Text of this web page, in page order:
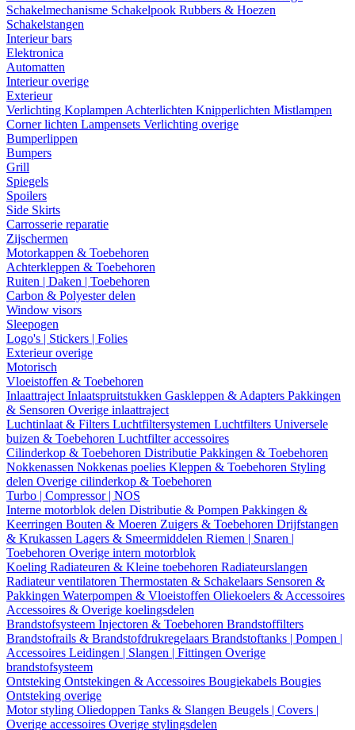
Schakelmechanisme Schakelpook Rubbers & Hoezen
Schakelstangen
Interieur bars
Elektronica
Automatten
Interieur overige
Exterieur
Verlichting Koplampen Achterlichten Knipperlichten Mistlampen
Corner lichten Lampensets Verlichting overige
Bumperlippen
Bumpers
Grill
Spiegels
Spoilers
Side Skirts
Carrosserie reparatie
Zijschermen
Motorkappen & Toebehoren
Achterkleppen & Toebehoren
Ruiten | Daken | Toebehoren
Carbon & Polyester delen
Window visors
Sleepogen
Logo's | Stickers | Folies
Exterieur overige
Motorisch
Vloeistoffen & Toebehoren
Inlaattraject Inlaatspruitstukken Gaskleppen & Adapters Pakkingen
& Sensoren Overige inlaattraject
Luchtinlaat & Filters Luchtfiltersystemen Luchtfilters Universele
buizen & Toebehoren Luchtfilter accessoires
Cilinderkop & Toebehoren Distributie Pakkingen & Toebehoren
Nokkenassen Nokkenas poelies Kleppen & Toebehoren Styling
delen Overige cilinderkop & Toebehoren
Turbo | Compressor | NOS
Interne motorblok delen Distributie & Pompen Pakkingen &
Keerringen Bouten & Moeren Zuigers & Toebehoren Drijfstangen
& Krukassen Lagers & Smeermiddelen Riemen | Snaren |
Toebehoren Overige intern motorblok
Koeling Radiateuren & Kleine toebehoren Radiateurslangen
Radiateur ventilatoren Thermostaten & Schakelaars Sensoren &
Pakkingen Waterpompen & Vloeistoffen Oliekoelers & Accessoires
Accessoires & Overige koelingsdelen
Brandstofsysteem Injectoren & Toebehoren Brandstoffilters
Brandstofrails & Brandstofdrukregelaars Brandstoftanks | Pompen |
Accessoires Leidingen | Slangen | Fittingen Overige
brandstofsysteem
Ontsteking Ontstekingen & Accessoires Bougiekabels Bougies
Ontsteking overige
Motor styling Oliedoppen Tanks & Slangen Beugels | Covers |
Overige accessoires Overige stylingsdelen